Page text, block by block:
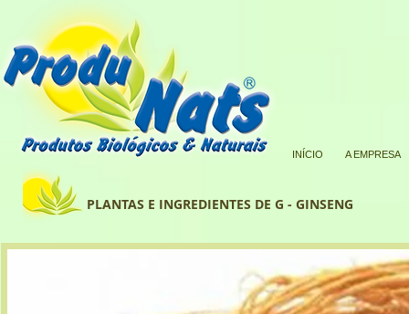
PLANTAS E INGREDIENTES DE G - GINSENG
INÍCIO A EMPRESA